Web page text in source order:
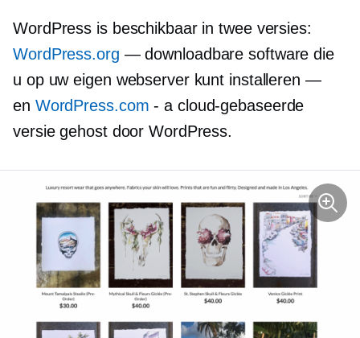
WordPress is beschikbaar in twee versies:
WordPress.org — downloadbare software die
u op uw eigen webserver kunt installeren —
en WordPress.com - a cloud-gebaseerde
versie gehost door WordPress.